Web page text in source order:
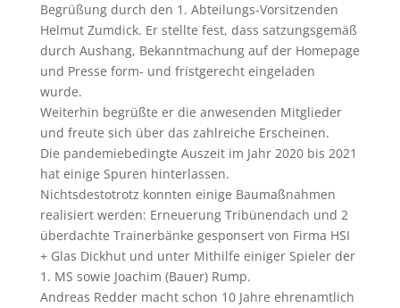
Begrüßung durch den 1. Abteilungs-Vorsitzenden
Helmut Zumdick. Er stellte fest, dass satzungsgemäß
durch Aushang, Bekanntmachung auf der Homepage
und Presse form- und fristgerecht eingeladen
wurde.
Weiterhin begrüßte er die anwesenden Mitglieder
und freute sich über das zahlreiche Erscheinen.
Die pandemiebedingte Auszeit im Jahr 2020 bis 2021
hat einige Spuren hinterlassen.
Nichtsdestotrotz konnten einige Baumaßnahmen
realisiert werden: Erneuerung Tribünendach und 2
überdachte Trainerbänke gesponsert von Firma HSI
+ Glas Dickhut und unter Mithilfe einiger Spieler der
1. MS sowie Joachim (Bauer) Rump.
Andreas Redder macht schon 10 Jahre ehrenamtlich